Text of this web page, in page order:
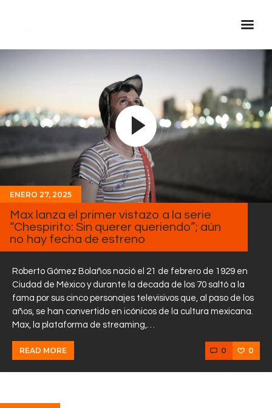
Inicio Real FM
Streaming
En Vivo
Descarga La APP
Programas
Noticias
Equipo
Sobre Nosotros
Contactos
ENERO 27, 2025
Max lanza el primer vistazo a la serie
“Chespirito: Sin querer queriendo”; aún
no hay fecha de estreno
Roberto Gómez Bolaños nació el 21 de febrero de 1929 en
Ciudad de México y durante la decada de los 70 saltó a la
fama por sus cinco personajes televisivos que, al paso de los
años, se han convertido en icónicos de la cultura mexicana.
Max, la plataforma de streaming,…
READ MORE 0 0